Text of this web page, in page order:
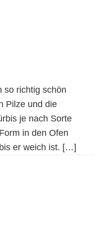
so richtig schön
Pilze und die
je nach Sorte
in den Ofen
er weich ist. […]